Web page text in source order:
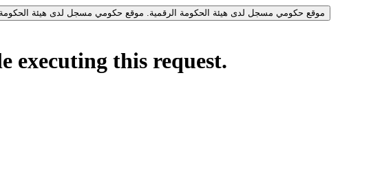
موقع حكومي مسجل لدى هيئة الحكومة الرقمية. موقع حكومي مسجل لدى هيئة
executing this request.